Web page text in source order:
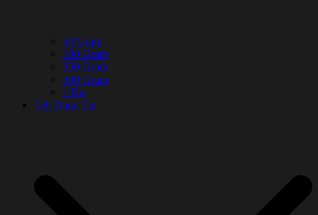
50 Gram
100 Gram
250 Gram
500 Gram
1 Kg
Teh Daun Tin